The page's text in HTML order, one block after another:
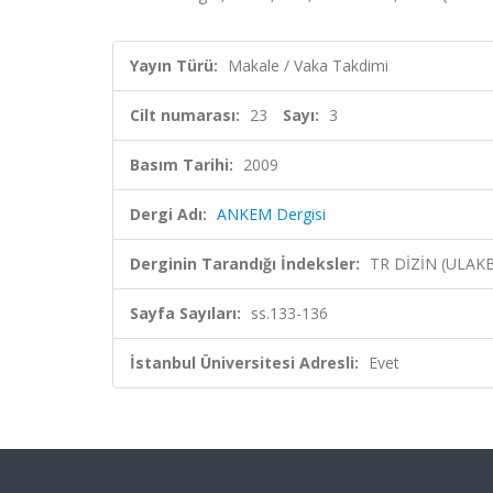
Yayın Türü: Makale / Vaka Takdimi
Cilt numarası: 23 Sayı: 3
Basım Tarihi: 2009
Dergi Adı: ANKEM Dergisi
Derginin Tarandığı İndeksler: TR DİZİN
Sayfa Sayıları: ss.133-136
İstanbul Üniversitesi Adresli: Evet